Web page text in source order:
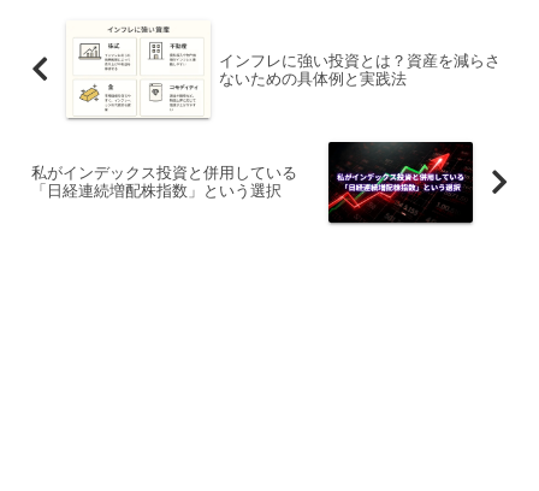
インフレに強い投資とは？資産を減らさ
ないための具体例と実践法
私がインデックス投資と併用している
「日経連続増配株指数」という選択